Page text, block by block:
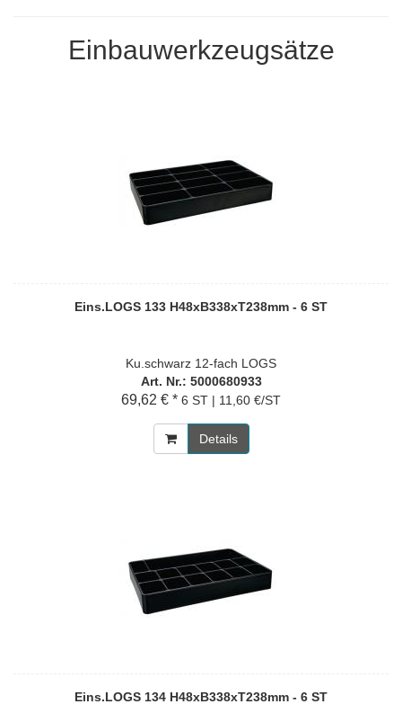
Einbauwerkzeugsätze
Eins.LOGS 133 H48xB338xT238mm - 6 ST
Ku.schwarz 12-fach LOGS
Art. Nr.: 5000680933
69,62 € * 6 ST | 11,60 €/ST
Details
Eins.LOGS 134 H48xB338xT238mm - 6 ST